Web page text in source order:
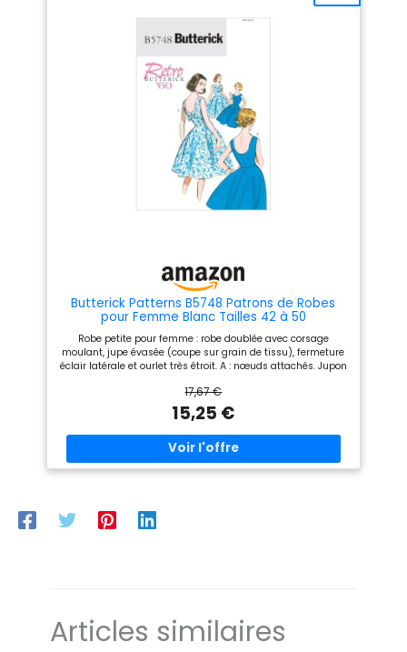
Butterick Patterns B5748 Patrons de Robes
pour Femme Blanc Tailles 42 à 50
Robe petite pour femme : robe doublée avec corsage
moulant, jupe évasée (coupe sur grain de tissu), fermeture
éclair latérale et ourlet très étroit. A : nœuds attachés. Jupon
acheté. Conçu pour les tissus tissés de poids moyen. Tissus
: tissu large, shantung, lin, piqué. Ne convient pas aux
diagonales évidentes. *avec sieste. **sans sieste. Remarque
: A, B : fermeture éclair de 35,6 cm et jupon acheté.
Combinaisons : A5 (6-8-10-12-14), E5 (14-16-18-20-22)
17,67 €
15,25 €
Articles similaires